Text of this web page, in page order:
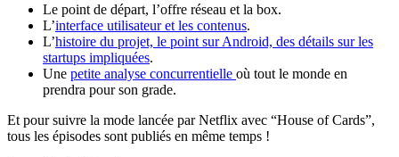
Le point de départ, l’offre réseau et la box.
L’interface utilisateur et les contenus.
L’histoire du projet, le point sur Android, des détails sur les
startups impliquées.
Une petite analyse concurrentielle où tout le monde en
prendra pour son grade.
Et pour suivre la mode lancée par Netflix avec “House of Cards”,
tous les épisodes sont publiés en même temps !